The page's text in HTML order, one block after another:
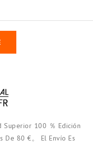
Superior 100 ％ Edición
De 80 €。 El Envío Es